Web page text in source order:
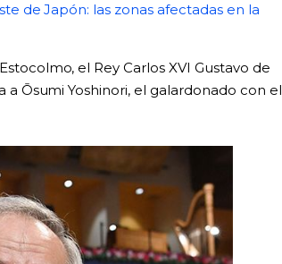
de Japón: las zonas afectadas en la
el Rey Carlos XVI Gustavo de
Ōsumi Yoshinori, el galardonado con el